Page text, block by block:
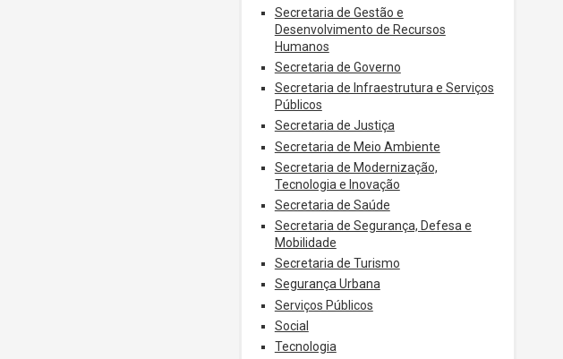
Secretaria de Gestão e
Desenvolvimento de Recursos
Humanos
Secretaria de Governo
Secretaria de Infraestrutura e Serviços
Públicos
Secretaria de Justiça
Secretaria de Meio Ambiente
Secretaria de Modernização,
Tecnologia e Inovação
Secretaria de Saúde
Secretaria de Segurança, Defesa e
Mobilidade
Secretaria de Turismo
Segurança Urbana
Serviços Públicos
Social
Tecnologia